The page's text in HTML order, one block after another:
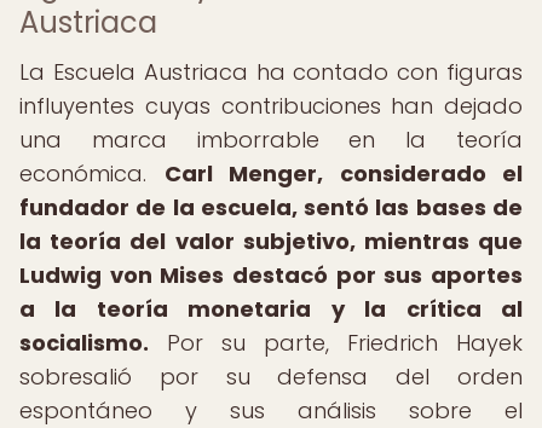
Austriaca
La Escuela Austriaca ha contado con figuras
influyentes cuyas contribuciones han dejado
una marca imborrable en la teoría
económica. Carl Menger, considerado el
fundador de la escuela, sentó las bases de
la teoría del valor subjetivo, mientras que
Ludwig von Mises destacó por sus aportes
a la teoría monetaria y la crítica al
socialismo. Por su parte, Friedrich Hayek
sobresalió por su defensa del orden
espontáneo y sus análisis sobre el